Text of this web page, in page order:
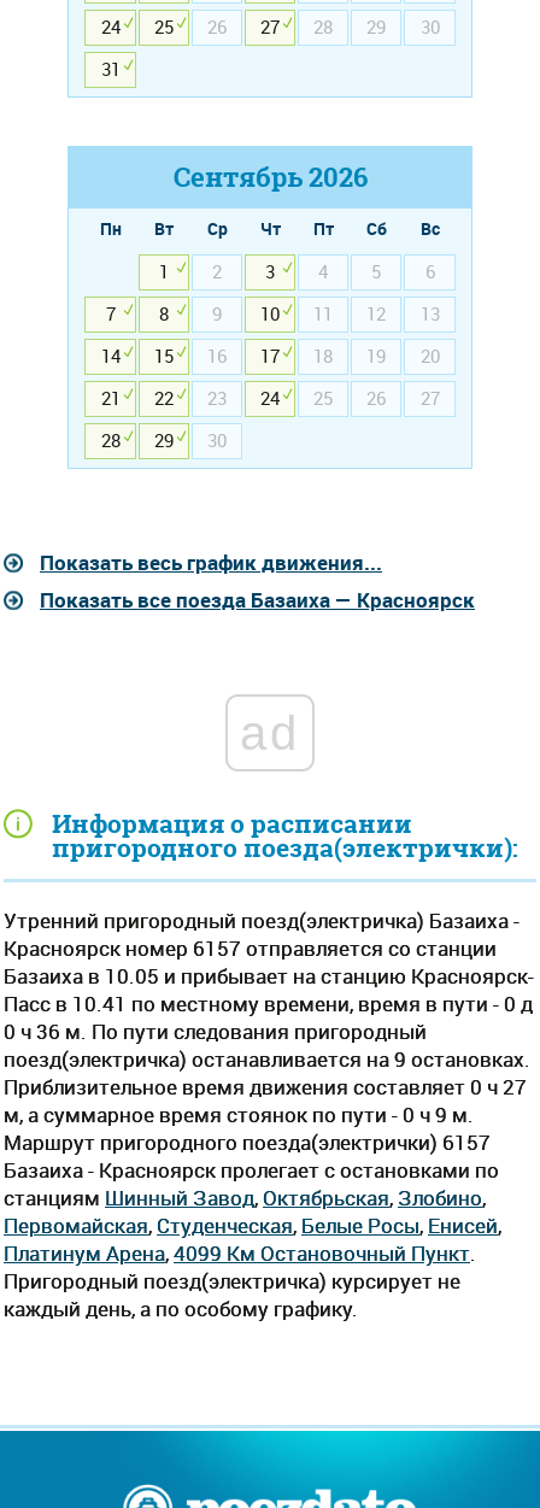
Информация о расписании
пригородного поезда(электрички):
Утренний пригородный поезд(электричка) Базаиха -
Красноярск номер 6157 отправляется со станции
Базаиха в 10.05 и прибывает на станцию Красноярск-
Пасс в 10.41 по местному времени, время в пути - 0 д
0 ч 36 м. По пути следования пригородный
поезд(электричка) останавливается на 9 остановках.
Приблизительное время движения составляет 0 ч 27
м, а суммарное время стоянок по пути - 0 ч 9 м.
Маршрут пригородного поезда(электрички) 6157
Базаиха - Красноярск пролегает c остановками по
станциям Шинный Завод,Октябрьская, Злобино,
Первомайская, Студенческая, Белые Росы, Енисей,
Платинум Арена,4099 Км Остановочный Пункт
Пригородный поезд(электричка) курсирует не
каждый день, а по особому графику.
24
25 26 27 28 29
30
31
Сентябрь2026
Пн Вт Ср Чт Пт Сб
Вс
1
2 3 4 5
6
7
8 9 10 11 12
13
14
15 16 17 18 19
20
21
22 23 24 25 26
27
28
29 30
Показать весь график движения...
Показать все поезда Базаиха — Красноярск
ad